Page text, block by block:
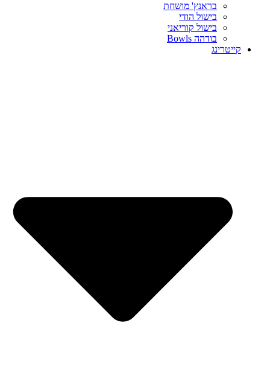
בראנץ' מושחת
בישול הודי
בישול קוריאני
בודהה Bowls
קייטרינג